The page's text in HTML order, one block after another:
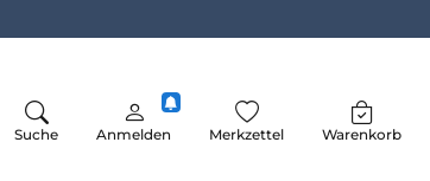
Suche Anmelden Merkzettel Warenkorb